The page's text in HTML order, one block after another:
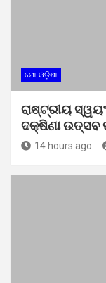
ମୋ ଓଡ଼ିଶା
ରାଷ୍ଟ୍ରୀୟ
ଦକ୍ଷିଣା ଉତ୍ସବ
14 hours ago